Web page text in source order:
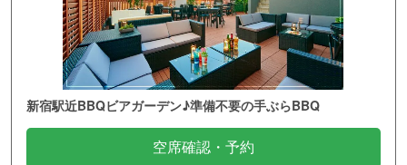
新宿駅近BBQビアガーデン♪準備不要の手ぶらBBQ
空席確認・予約